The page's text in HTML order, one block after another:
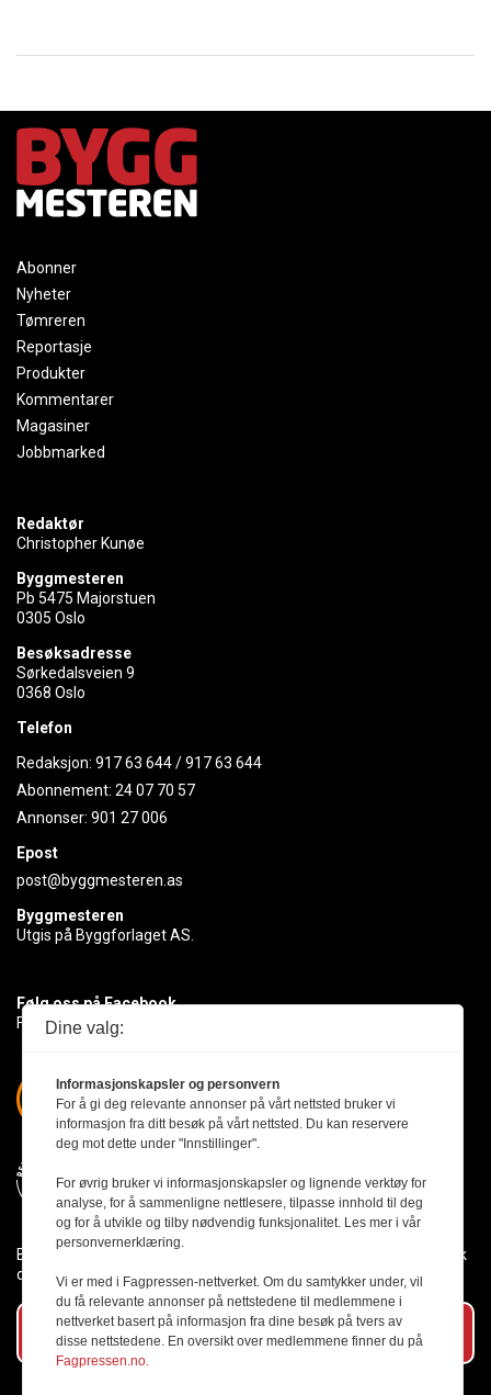
Abonner
Nyheter
Tømreren
Reportasje
Produkter
Kommentarer
Magasiner
Jobbmarked
Redaktør
Christopher Kunøe
Byggmesteren
Pb 5475 Majorstuen
0305 Oslo
Besøksadresse
Sørkedalsveien 9
0368 Oslo
Telefon
Redaksjon: 917 63 644/917 63 644
Abonnement: 24 07 70 57
Annonser: 901 27 006
Epost
post@byggmesteren.as
Byggmesteren
Utgis på Byggforlaget AS.
Følg oss på Facebook
Få med deg det siste innen byggebransjen
Byggmesteren følger Vær Varsom-plakaten og presseetikken slik
den er nedfelt i Redaktørplakaten.
Abonner på vårt nyhetsbrev
Dine valg:
Informasjonskapsler og personvern
For å gi deg relevante annonser på vårt nettsted bruker vi
informasjon fra ditt besøk på vårt nettsted. Du kan reservere
deg mot dette under "Innstillinger".
For øvrig bruker vi informasjonskapsler og lignende verktøy for
analyse, for å sammenligne nettlesere, tilpasse innhold til deg
og for å utvikle og tilby nødvendig funksjonalitet. Les mer i vår
personvernerklæring.
Vi er med i Fagpressen-nettverket. Om du samtykker under, vil
du få relevante annonser på nettstedene til medlemmene i
nettverket basert på informasjon fra dine besøk på tvers av
disse nettstedene. En oversikt over medlemmene finner du på
Fagpressen.no.